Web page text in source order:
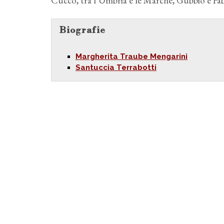
Biografie
Margherita Traube Mengarini
Santuccia Terrabotti